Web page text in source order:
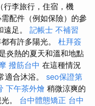
行李旅行，住宿，機
配件（例如保險）的參
足。 記帳士 不補習
有許多陽光。 杜拜簽
炎熱的夏天和溫和地點
撥筋台中 在這種情況
適合沐浴。 seo保證第
下午茶外燴 稍微涼爽的
。 台中體態矯正 台中